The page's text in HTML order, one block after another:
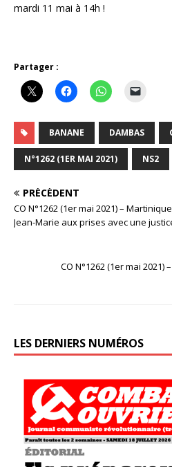
mardi 11 mai à 14h !
Partager :
BANANE DAMBAS
N°1262 (1ER MAI 2021) NS2
PRÉCÉDENT
CO N°1262 (1er mai 2021) –
Jean-Marie aux prises avec une
CO N°1262 (1er mai
LES DERNIERS NUMÉROS